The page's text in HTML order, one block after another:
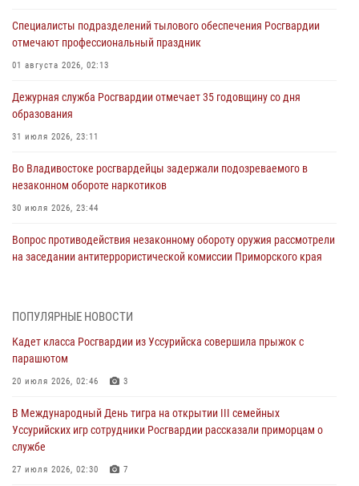
Специалисты подразделений тылового обеспечения Росгвардии
отмечают профессиональный праздник
01 августа 2026, 02:13
Дежурная служба Росгвардии отмечает 35 годовщину со дня
образования
31 июля 2026, 23:11
Во Владивостоке росгвардейцы задержали подозреваемого в
незаконном обороте наркотиков
30 июля 2026, 23:44
Вопрос противодействия незаконному обороту оружия рассмотрели
на заседании антитеррористической комиссии Приморского края
Во Владивостоке во дворе жилого дома сотрудники
29 июля 2026, 01:17
В День Крещения Руси в Князь-Владимирском храме – Главном
ходом
28 июля 2026, 10:29 3
Росгвардейцы в Приморье приняли участие в молебне,
ПОПУЛЯРНЫЕ НОВОСТИ
Кадет класса Росгвардии из Уссурийска совершила прыжок с
парашютом
20 июля 2026, 02:46 3
В Международный День тигра на открытии III семейных
Уссурийских игр сотрудники Росгвардии рассказали приморцам о
службе
27 июля 2026, 02:30 7